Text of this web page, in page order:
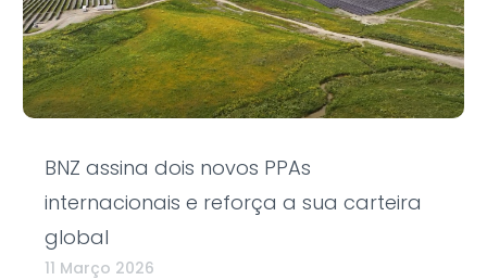
BNZ assina dois novos PPAs
internacionais e reforça a sua carteira
global
11 Março 2026